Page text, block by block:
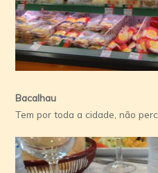
Bacalhau
Tem por toda a cidade, não